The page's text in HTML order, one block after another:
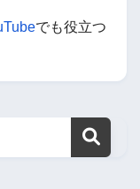
でも役立つ